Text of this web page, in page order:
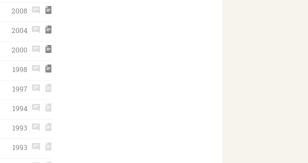
2008
2004
2000
1998
1997
1994
1993
1993